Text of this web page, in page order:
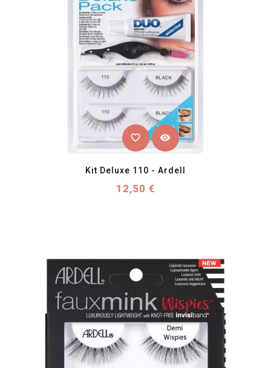
favorite_border visibility
Kit Deluxe 110 - Ardell
Prix
12,50 €